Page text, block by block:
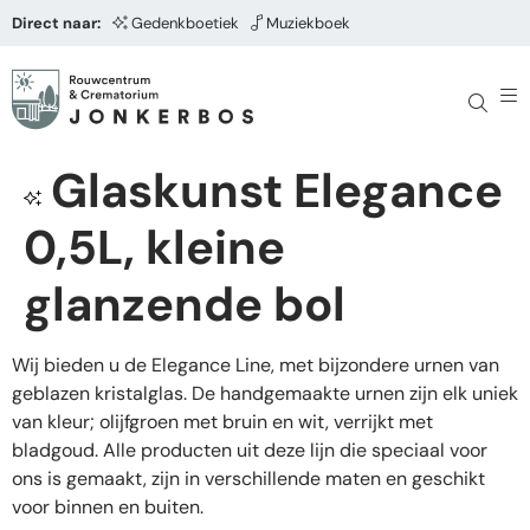
Direct naar: Gedenkboetiek Muziekboek
Glaskunst Elegance
0,5L, kleine
glanzende bol
Wij bieden u de Elegance Line, met bijzondere urnen van
geblazen kristalglas. De handgemaakte urnen zijn elk uniek
van kleur; olijfgroen met bruin en wit, verrijkt met
bladgoud. Alle producten uit deze lijn die speciaal voor
ons is gemaakt, zijn in verschillende maten en geschikt
voor binnen en buiten.